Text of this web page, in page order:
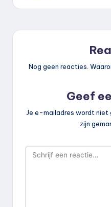
Nog geen reacties.
Geef
Je e-mailadres wordt niet
zijn